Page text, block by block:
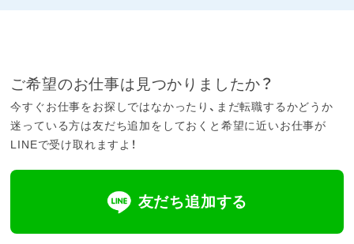
ご希望のお仕事は見つかりましたか？
今すぐお仕事をお探しではなかったり、まだ転職するかどうか
迷っている方は友だち追加をしておくと希望に近いお仕事が
LINEで受け取れますよ！
友だち追加する